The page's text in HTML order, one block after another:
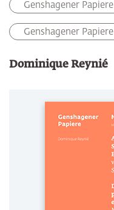
Genshagener Papiere
Genshagener Papiere
Dominique Reynié